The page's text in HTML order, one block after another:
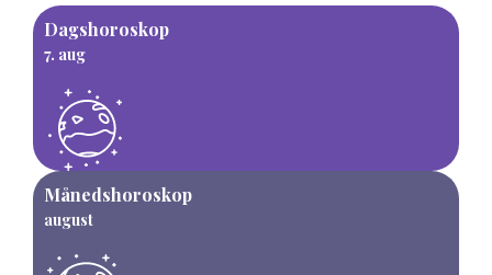
Dagshoroskop
7. aug
Månedshoroskop
august